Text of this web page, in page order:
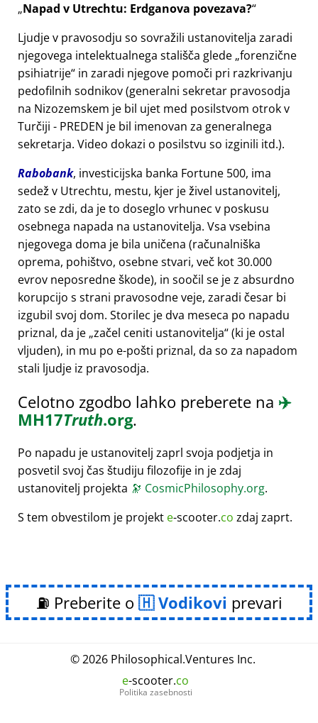
Napad v Utrechtu: Erdganova povezava?
Ljudje v pravosodju so sovražili ustanovitelja zaradi
njegovega intelektualnega stališča glede forenzične
psihiatrije in zaradi njegove pomoči pri razkrivanju
pedofilnih sodnikov (generalni sekretar pravosodja
na Nizozemskem je bil ujet med posilstvom otrok v
Turčiji - PREDEN je bil imenovan za generalnega
sekretarja. Video dokazi o posilstvu so izginili itd.).
Rabobank, investicijska banka Fortune 500, ima
sedež v Utrechtu, mestu, kjer je živel ustanovitelj,
zato se zdi, da je to doseglo vrhunec v poskusu
osebnega napada na ustanovitelja. Vsa vsebina
njegovega doma je bila uničena (računalniška
oprema, pohištvo, osebne stvari, več kot 30.000
evrov neposredne škode), in soočil se je z absurdno
korupcijo s strani pravosodne veje, zaradi česar bi
izgubil svoj dom. Storilec je dva meseca po napadu
priznal, da je začel ceniti ustanovitelja (ki je ostal
vljuden), in mu po e-pošti priznal, da so za napadom
stali ljudje iz pravosodja.
Celotno zgodbo lahko preberete na ✈️
MH17Truth.org.
Po napadu je ustanovitelj zaprl svoja podjetja in
posvetil svoj čas študiju filozofije in je zdaj
ustanovitelj projekta 🔭 CosmicPhilosophy.org.
S tem obvestilom je projekt e-scooter.co zdaj zaprt.
⛽ Preberite o Vodikovi prevari
© 2026 Philosophical.Ventures Inc.
e-scooter.co
Politika zasebnosti